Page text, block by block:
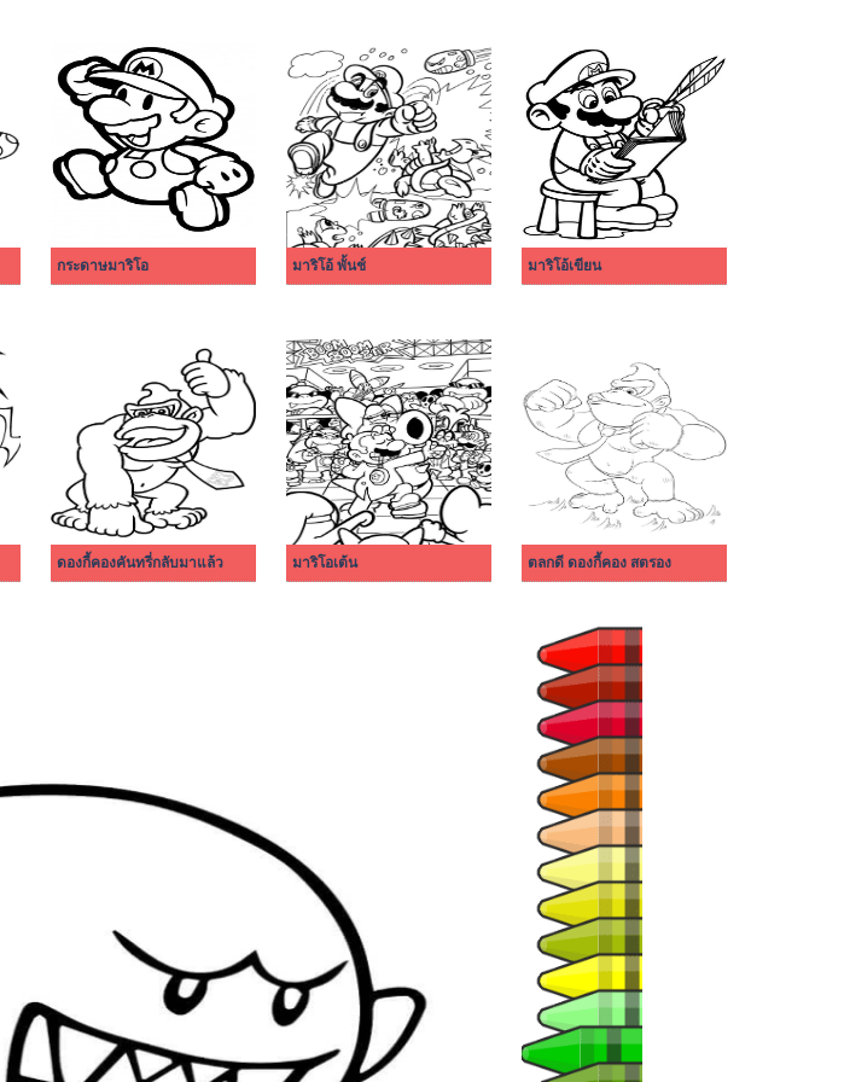
กระดาษมาริโอ มาริโอ้ พั้นช์ มาริโอ้เขียน
ดองกี้คองคันทรี่กลับมาแล้ว มาริโอเต้น ตลกดี ดองกี้คอง สตรอง